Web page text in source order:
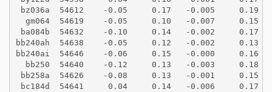
bz036a  54612    -0.05     0.17   -0.005     0.19
  gm064  54619    -0.05     0.10   -0.007     0.15
ba084b  54632    -0.10     0.14   -0.002     0.17
bb240ah  54638    -0.05     0.12   -0.002     0.13
bb240ai  54646    -0.06     0.15   -0.000     0.16
  bb250  54640    -0.12     0.13   -0.003     0.18
bb258a  54626    -0.08     0.13   -0.001     0.15
bc184d  54641     0.04     0.14   -0.006     0.17